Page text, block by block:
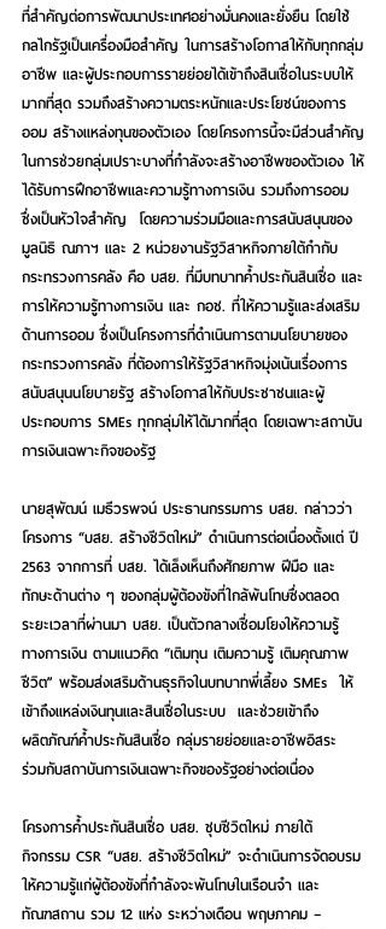
ที่สำคัญต่อการพัฒนาประเทศอย่างมั่นคงและยั่งยืน โดยใช้
กลไกรัฐเป็นเครื่องมือสำคัญ ในการสร้างโอกาสให้กับทุกกลุ่ม
อาชีพ และผู้ประกอบการรายย่อยได้เข้าถึงสินเชื่อในระบบให้
มากที่สุด รวมถึงสร้างความตระหนักและประโยชน์ของการ
ออม สร้างแหล่งทุนของตัวเอง โดยโครงการนี้จะมีส่วนสำคัญ
ในการช่วยกลุ่มเปราะบางที่กำลังจะสร้างอาชีพของตัวเอง ให้
ได้รับการฝึกอาชีพและความรู้ทางการเงิน รวมถึงการออม
ซึ่งเป็นหัวใจสำคัญ  โดยความร่วมมือและการสนับสนุนของ
มูลนิธิ ณภาฯ และ 2 หน่วยงานรัฐวิสาหกิจภายใต้กำกับ
กระทรวงการคลัง คือ บสย. ที่มีบทบาทค้ำประกันสินเชื่อ และ
การให้ความรู้ทางการเงิน และ กอช. ที่ให้ความรู้และส่งเสริม
ด้านการออม ซึ่งเป็นโครงการที่ดำเนินการตามนโยบายของ
กระทรวงการคลัง ที่ต้องการให้รัฐวิสาหกิจมุ่งเน้นเรื่องการ
สนับสนุนนโยบายรัฐ สร้างโอกาสให้กับประชาชนและผู้
ประกอบการ SMEs ทุกกลุ่มให้ได้มากที่สุด โดยเฉพาะสถาบัน
การเงินเฉพาะกิจของรัฐ
นายสุพัฒน์ เมธีวรพจน์ ประธานกรรมการ บสย. กล่าวว่า
โครงการ “บสย. สร้างชีวิตใหม่” ดำเนินการต่อเนื่องตั้งแต่ ปี
2563 จากการที่ บสย. ได้เล็งเห็นถึงศักยภาพ ฝีมือ และ
ทักษะด้านต่าง ๆ ของกลุ่มผู้ต้องขังที่ใกล้พ้นโทษซึ่งตลอด
ระยะเวลาที่ผ่านมา บสย. เป็นตัวกลางเชื่อมโยงให้ความรู้
ทางการเงิน ตามแนวคิด “เติมทุน เติมความรู้ เติมคุณภาพ
ชีวิต” พร้อมส่งเสริมด้านธุรกิจในบทบาทพี่เลี้ยง SMEs  ให้
เข้าถึงแหล่งเงินทุนและสินเชื่อในระบบ  และช่วยเข้าถึง
ผลิตภัณฑ์ค้ำประกันสินเชื่อ กลุ่มรายย่อยและอาชีพอิสระ
ร่วมกับสถาบันการเงินเฉพาะกิจของรัฐอย่างต่อเนื่อง
โครงการค้ำประกันสินเชื่อ บสย. ชุบชีวิตใหม่ ภายใต้
กิจกรรม CSR “บสย. สร้างชีวิตใหม่” จะดำเนินการจัดอบรม
ให้ความรู้แก่ผู้ต้องขังที่กำลังจะพ้นโทษในเรือนจำ และ
ทัณฑสถาน รวม 12 แห่ง ระหว่างเดือน พฤษภาคม –